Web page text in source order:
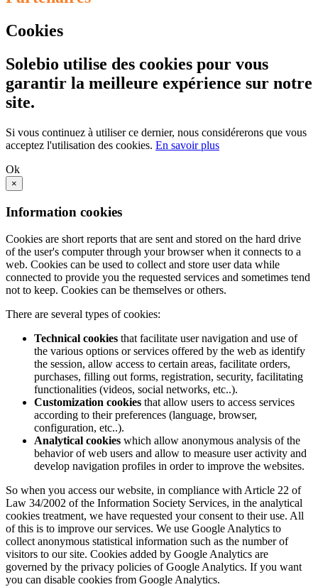
Cookies
Solebio utilise des cookies pour vous
garantir la meilleure expérience sur notre
site.
Si vous continuez à utiliser ce dernier, nous considérerons que vous
acceptez l'utilisation des cookies. En savoir plus
Ok
×
Information cookies
Cookies are short reports that are sent and stored on the hard drive
of the user's computer through your browser when it connects to a
web. Cookies can be used to collect and store user data while
connected to provide you the requested services and sometimes tend
not to keep. Cookies can be themselves or others.
There are several types of cookies:
Technical cookies that facilitate user navigation and use of
the various options or services offered by the web as identify
the session, allow access to certain areas, facilitate orders,
purchases, filling out forms, registration, security, facilitating
functionalities (videos, social networks, etc..).
Customization cookies that allow users to access services
according to their preferences (language, browser,
configuration, etc..).
Analytical cookies which allow anonymous analysis of the
behavior of web users and allow to measure user activity and
develop navigation profiles in order to improve the websites.
So when you access our website, in compliance with Article 22 of
Law 34/2002 of the Information Society Services, in the analytical
cookies treatment, we have requested your consent to their use. All
of this is to improve our services. We use Google Analytics to
collect anonymous statistical information such as the number of
visitors to our site. Cookies added by Google Analytics are
governed by the privacy policies of Google Analytics. If you want
you can disable cookies from Google Analytics.